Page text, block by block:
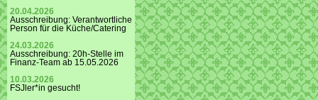
20.04.2026
Ausschreibung: Verantwortliche
Person für die Küche/Catering
24.03.2026
Ausschreibung: 20h-Stelle im
Finanz-Team ab 15.05.2026
10.03.2026
FSJler*in gesucht!